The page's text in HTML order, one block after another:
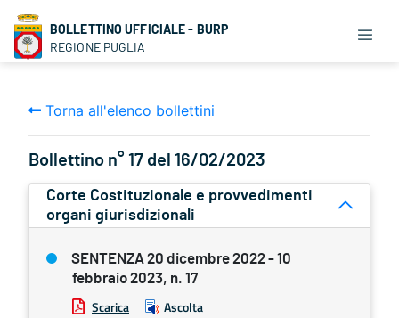
BOLLETTINO UFFICIALE - BURP
REGIONE PUGLIA
Torna all'elenco bollettini
Bollettino n° 17 del 16/02/2023
Corte Costituzionale e provvedimenti
organi giurisdizionali
SENTENZA 20 dicembre 2022 - 10
febbraio 2023, n. 17
Scarica Ascolta